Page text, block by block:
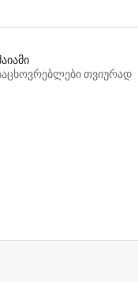
თვიურად